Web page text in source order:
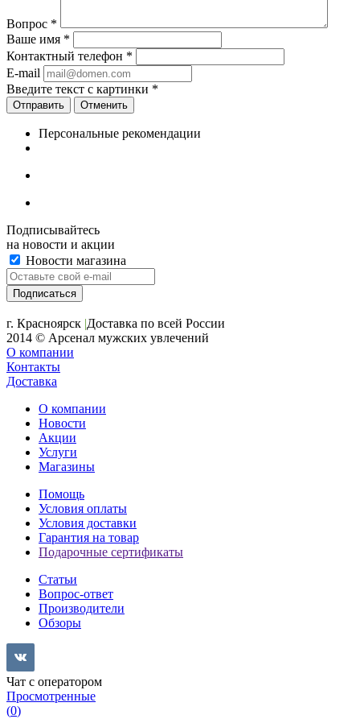
Вопрос *
Ваше имя *
Контактный телефон *
E-mail
Введите текст с картинки *
Отменить
Персональные рекомендации
Подписывайтесь
на новости и акции
Новости магазина
г. Красноярск |Доставка по всей России
2014 © Арсенал мужских увлечений
О компании
Контакты
Доставка
О компании
Новости
Акции
Услуги
Магазины
Помощь
Условия оплаты
Условия доставки
Гарантия на товар
Подарочные сертификаты
Статьи
Вопрос-ответ
Производители
Обзоры
Чат с оператором
Просмотренные
(0)